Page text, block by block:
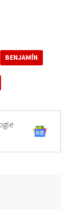
BENJAMÍN